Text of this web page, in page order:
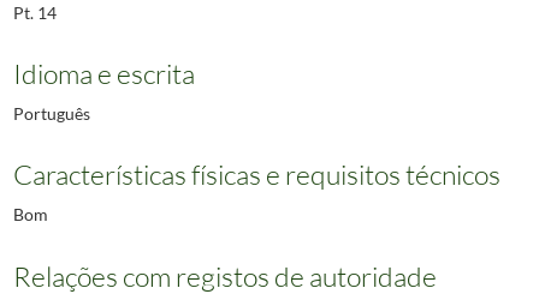
Pt. 14
Idioma e escrita
Português
Características físicas e requisitos técnicos
Bom
Relações com registos de autoridade